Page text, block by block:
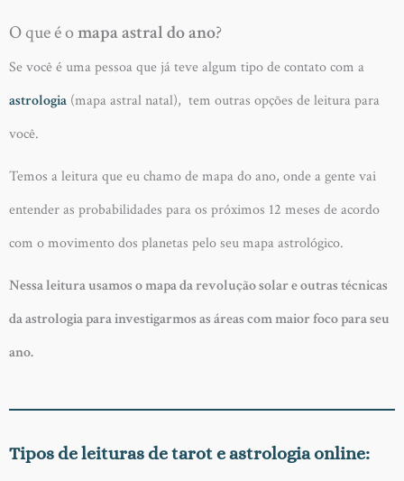
O que é omapa astral do ano?
Se você é uma pessoa que já teve algum tipo de contato com a
astrologia (mapa astral natal), tem outras opções de leitura para
você.
Temos a leitura que eu chamo de mapa do ano, onde a gente vai
entender as probabilidades para os próximos 12 meses de acordo
com o movimento dos planetas pelo seu mapa astrológico.
Nessa leitura usamos o mapa da revolução solar e outras técnicas
da astrologia para investigarmos as áreas com maior foco para seu
ano.
Tipos de leituras de tarot e astrologia online: